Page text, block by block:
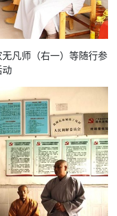
凡师（右一）等随行参
动